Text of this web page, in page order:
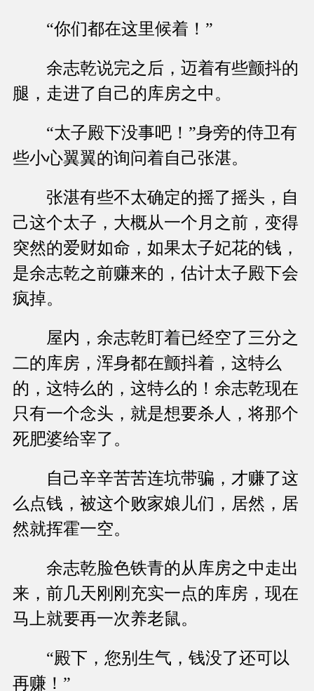
“你们都在这里候着！”
余志乾说完之后，迈着有些颤抖的
腿，走进了自己的库房之中。
“太子殿下没事吧！”身旁的侍卫有
些小心翼翼的询问着自己张湛。
张湛有些不太确定的摇了摇头，自
己这个太子，大概从一个月之前，变得
突然的爱财如命，如果太子妃花的钱，
是余志乾之前赚来的，估计太子殿下会
疯掉。
屋内，余志乾盯着已经空了三分之
二的库房，浑身都在颤抖着，这特么
的，这特么的，这特么的！余志乾现在
只有一个念头，就是想要杀人，将那个
死肥婆给宰了。
自己辛辛苦苦连坑带骗，才赚了这
么点钱，被这个败家娘儿们，居然，居
然就挥霍一空。
余志乾脸色铁青的从库房之中走出
来，前几天刚刚充实一点的库房，现在
马上就要再一次养老鼠。
“殿下，您别生气，钱没了还可以
再赚！”